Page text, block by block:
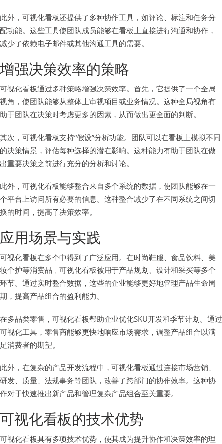
此外，可视化看板还提供了多种协作工具，如评论、标注和任务分
配功能。这些工具使团队成员能够在看板上直接进行沟通和协作，
减少了依赖电子邮件或其他沟通工具的需要。
增强决策效率的策略
可视化看板通过多种策略增强决策效率。首先，它提供了一个全局
视角，使团队能够从整体上审视项目或业务情况。这种全局视角有
助于团队在决策时考虑更多的因素，从而做出更全面的判断。
其次，可视化看板支持“假设”分析功能。团队可以在看板上模拟不同
的决策情景，评估每种选择的潜在影响。这种能力有助于团队在做
出重要决策之前进行充分的分析和讨论。
此外，可视化看板能够整合来自多个系统的数据，使团队能够在一
个平台上访问所有必要的信息。这种整合减少了在不同系统之间切
换的时间，提高了决策效率。
应用场景与实践
可视化看板在多个中得到了广泛应用。在时尚鞋服、食品饮料、美
妆个护等消费品，可视化看板被用于产品规划、设计和采买等多个
环节。通过实时整合数据，这些的企业能够更好地管理产品生命周
期，提高产品组合的盈利能力。
在多品类零售，可视化看板帮助企业优化SKU开发和季节计划。通过
可视化工具，零售商能够更快地响应市场需求，调整产品组合以满
足消费者的期望。
此外，在复杂的产品开发流程中，可视化看板通过连接市场营销、
研发、质量、法规事务等团队，改善了跨部门的协作效率。这种协
作对于快速推出新产品和管理复杂产品组合至关重要。
可视化看板的技术优势
可视化看板具有多项技术优势，使其成为提升协作和决策效率的理